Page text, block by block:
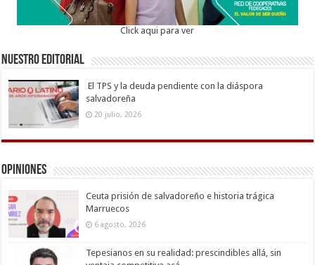
Click aqui para ver
Nuestro Editorial
El TPS y la deuda pendiente con la diáspora
salvadoreña
20 julio, 2026
Opiniones
Ceuta prisión de salvadoreño e historia trágica
Marruecos
6 agosto, 2026
Tepesianos en su realidad: prescindibles allá, sin